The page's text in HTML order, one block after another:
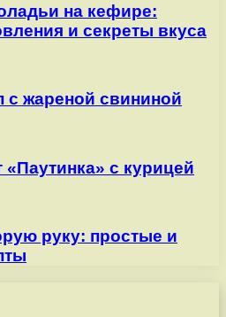
на кефире:
и секреты вкуса
с жареной свининой
с курицей
руку: простые и